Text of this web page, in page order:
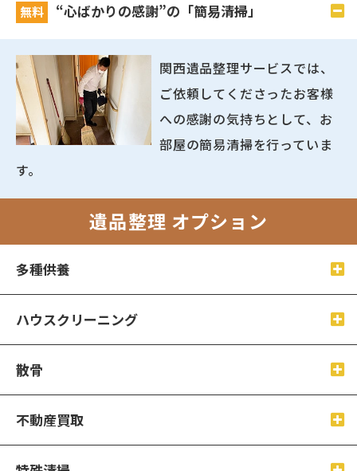
無料 “心ばかりの感謝”の「簡易清掃」
関西遺品整理サービスでは、
ご依頼してくださったお客様
への感謝の気持ちとして、お
部屋の簡易清掃を行っていま
す。
遺品整理 オプション
多種供養
ハウスクリーニング
散骨
不動産買取